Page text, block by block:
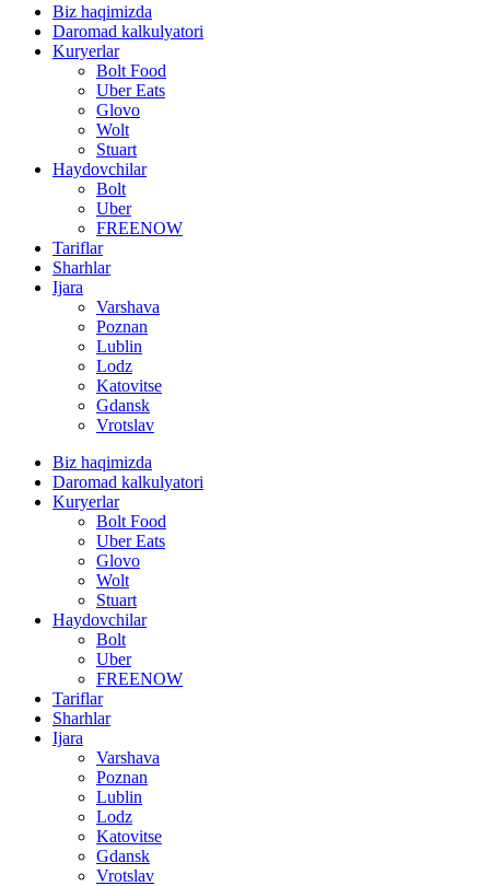
Biz haqimizda
Daromad kalkulyatori
Kuryerlar
Bolt Food
Uber Eats
Glovo
Wolt
Stuart
Haydovchilar
Bolt
Uber
FREENOW
Tariflar
Sharhlar
Ijara
Varshava
Poznan
Lublin
Lodz
Katovitse
Gdansk
Vrotslav
Biz haqimizda
Daromad kalkulyatori
Kuryerlar
Bolt Food
Uber Eats
Glovo
Wolt
Stuart
Haydovchilar
Bolt
Uber
FREENOW
Tariflar
Sharhlar
Ijara
Varshava
Poznan
Lublin
Lodz
Katovitse
Gdansk
Vrotslav